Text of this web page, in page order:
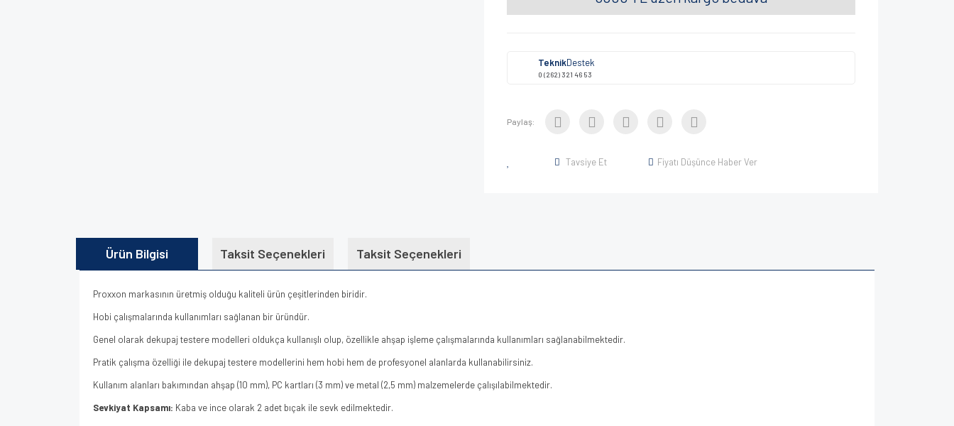
TeknikDestek
0 (262) 321 46 53
Paylaş:
Tavsiye Et Fiyatı Düşünce Haber Ver
Ürün Bilgisi Taksit Seçenekleri Taksit Seçenekleri
Proxxon markasının üretmiş olduğu kaliteli ürün çeşitlerinden biridir.
Hobi çalışmalarında kullanımları sağlanan bir üründür.
Genel olarak dekupaj testere modelleri oldukça kullanışlı olup, özellikle ahşap işleme çalışmalarında kullanımları sağlanabilmektedir.
Pratik çalışma özelliği ile dekupaj testere modellerini hem hobi hem de profesyonel alanlarda kullanabilirsiniz.
Kullanım alanları bakımından ahşap (10 mm), PC kartları (3 mm) ve metal (2,5 mm) malzemelerde çalışılabilmektedir.
Sevkiyat Kapsamı: Kaba ve ince olarak 2 adet bıçak ile sevk edilmektedir.